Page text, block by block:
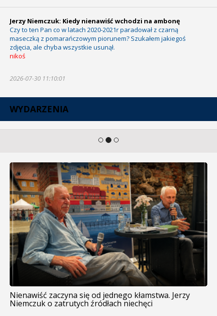
Jerzy Niemczuk: Kiedy nienawiść wchodzi na ambonę
Czy to ten Pan co w latach 2020-2021r paradował z czarną
maseczką z pomarańczowym piorunem? Szukałem jakiegoś
zdjęcia, ale chyba wszystkie usunął.
nikoś
2026-07-30 11:10:01
WYDARZENIA
Nienawiść zaczyna się od jednego kłamstwa. Jerzy
Niemczuk o zatrutych źródłach niechęci